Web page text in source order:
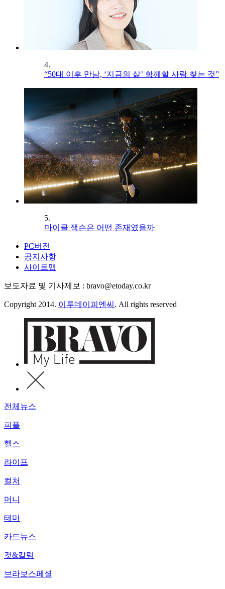
4.
“50대 이후 만남, ‘지금의 삶’ 함께할 사람 찾는 것”
5.
마이클 잭슨은 어떤 존재였을까
PC버전
공지사항
사이트맵
보도자료 및 기사제보 : bravo@etoday.co.kr
Copyright 2014. 이투데이피엔씨 . All rights reserved
전체뉴스
피플
헬스
라이프
컬처
머니
테마
카드뉴스
컷&칼럼
브라보스페셜